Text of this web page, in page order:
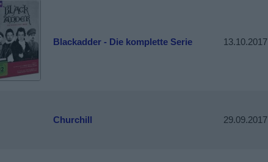
Blackadder - Die komplette Serie 13.10.2017
Churchill 29.09.2017